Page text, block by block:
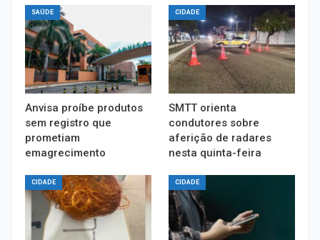
SAÚDE
Anvisa proíbe produtos
sem registro que
prometiam
emagrecimento
CIDADE
SMTT orienta
condutores sobre
aferição de radares
nesta quinta-feira
CIDADE CIDADE